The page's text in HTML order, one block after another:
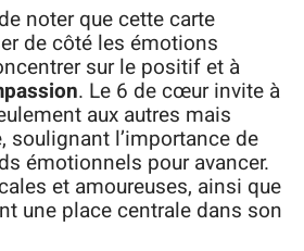
noter que cette carte
de côté les émotions
sur le positif et à
. Le 6 de cœur invite à
aux autres mais
soulignant l’importance de
émotionnels pour avancer.
et amoureuses, ainsi que
une place centrale dans son